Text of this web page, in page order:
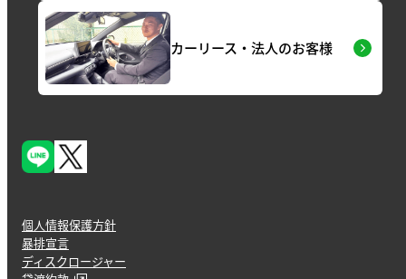
カーリース・法人のお客様
個人情報保護方針
暴排宣言
ディスクロージャー